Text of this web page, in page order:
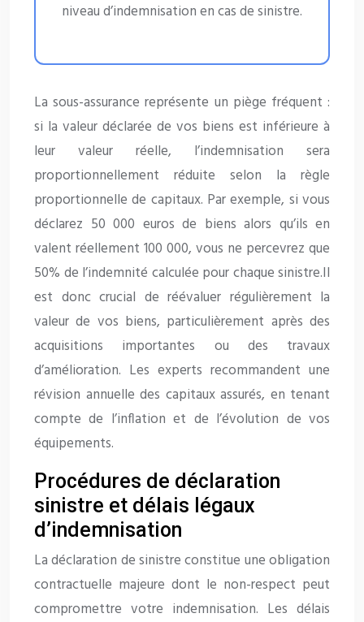
niveau d’indemnisation en cas de sinistre.
La sous-assurance représente un piège fréquent :
si la valeur déclarée de vos biens est inférieure à
leur valeur réelle, l’indemnisation sera
proportionnellement réduite selon la règle
proportionnelle de capitaux. Par exemple, si vous
déclarez 50 000 euros de biens alors qu’ils en
valent réellement 100 000, vous ne percevrez que
50% de l’indemnité calculée pour chaque sinistre.Il
est donc crucial de réévaluer régulièrement la
valeur de vos biens, particulièrement après des
acquisitions importantes ou des travaux
d’amélioration. Les experts recommandent une
révision annuelle des capitaux assurés, en tenant
compte de l’inflation et de l’évolution de vos
équipements.
Procédures de déclaration
sinistre et délais légaux
d’indemnisation
La déclaration de sinistre constitue une obligation
contractuelle majeure dont le non-respect peut
compromettre votre indemnisation. Les délais